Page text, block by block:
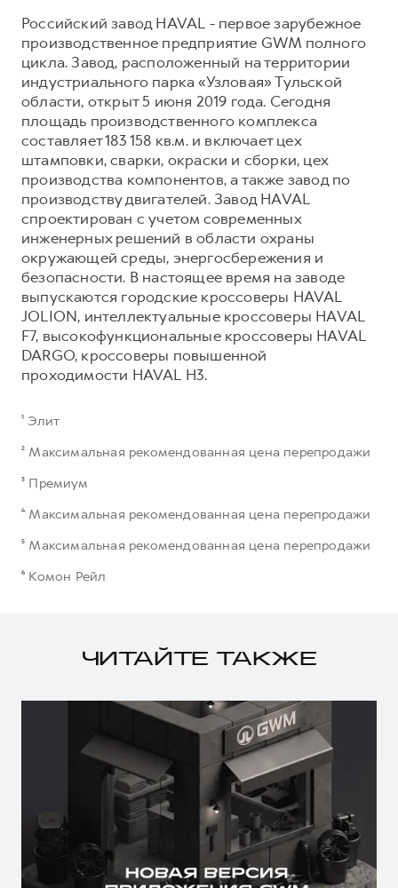
Российский завод HAVAL - первое зарубежное
производственное предприятие GWM полного
цикла. Завод, расположенный на территории
индустриального парка «Узловая» Тульской
области, открыт 5 июня 2019 года. Сегодня
площадь производственного комплекса
составляет 183 158 кв.м. и включает цех
штамповки, сварки, окраски и сборки, цех
производства компонентов, а также завод по
производству двигателей. Завод HAVAL
спроектирован с учетом современных
инженерных решений в области охраны
окружающей среды, энергосбережения и
безопасности. В настоящее время на заводе
выпускаются городские кроссоверы HAVAL
JOLION, интеллектуальные кроссоверы HAVAL
F7, высокофункциональные кроссоверы HAVAL
DARGO, кроссоверы повышенной
проходимости HAVAL H3.
¹ Элит
² Максимальная рекомендованная цена перепродажи
³ Премиум
⁴ Максимальная рекомендованная цена перепродажи
⁵ Максимальная рекомендованная цена перепродажи
⁶ Комон Рейл
ЧИТАЙТЕ ТАКЖЕ